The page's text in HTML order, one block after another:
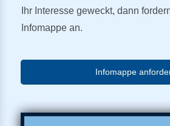
Ihr Interesse geweckt, dann
Infomappe an.
Infomappe